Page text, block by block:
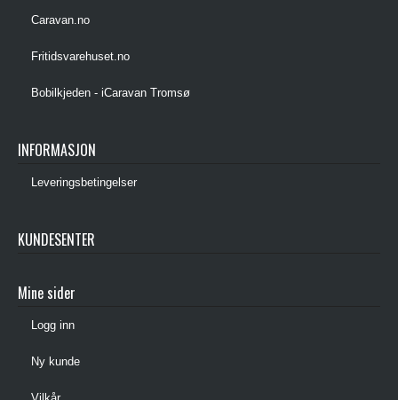
Caravan.no
Fritidsvarehuset.no
Bobilkjeden - iCaravan Tromsø
INFORMASJON
Leveringsbetingelser
KUNDESENTER
Mine sider
Logg inn
Ny kunde